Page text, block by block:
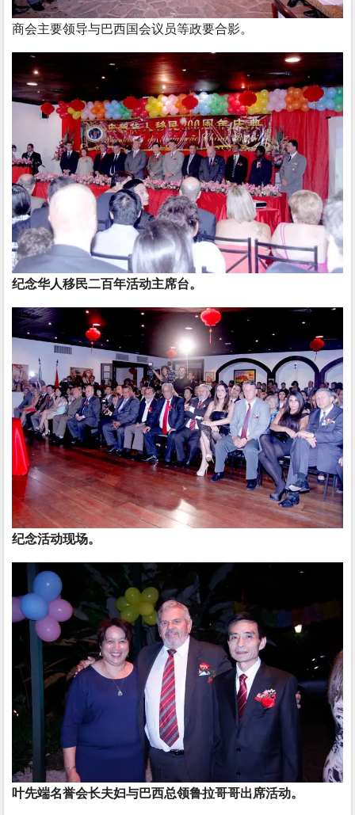
商会主要领导与巴西国会议员等政要合影。
纪念华人移民二百年活动主席台。
纪念活动现场。
叶先端名誉会长夫妇与巴西总领鲁拉哥哥出席活动。